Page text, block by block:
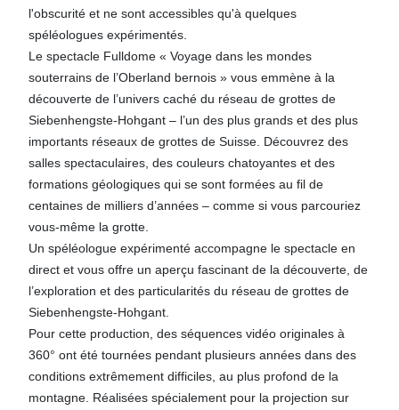
l'obscurité et ne sont accessibles qu'à quelques
spéléologues expérimentés.
Le spectacle Fulldome « Voyage dans les mondes
souterrains de l’Oberland bernois » vous emmène à la
découverte de l’univers caché du réseau de grottes de
Siebenhengste-Hohgant – l’un des plus grands et des plus
importants réseaux de grottes de Suisse. Découvrez des
salles spectaculaires, des couleurs chatoyantes et des
formations géologiques qui se sont formées au fil de
centaines de milliers d’années – comme si vous parcouriez
vous-même la grotte.
Un spéléologue expérimenté accompagne le spectacle en
direct et vous offre un aperçu fascinant de la découverte, de
l’exploration et des particularités du réseau de grottes de
Siebenhengste-Hohgant.
Pour cette production, des séquences vidéo originales à
360° ont été tournées pendant plusieurs années dans des
conditions extrêmement difficiles, au plus profond de la
montagne. Réalisées spécialement pour la projection sur